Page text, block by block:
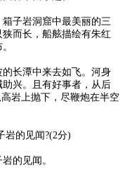
子岩洞窟中最美丽的三
而长，船舷描绘有朱红
长潭中来去如飞。河身
兴。且有好事者，从后
岩上抛下，尽鞭炮在半空
岩的见闻?(2分)
的见闻。